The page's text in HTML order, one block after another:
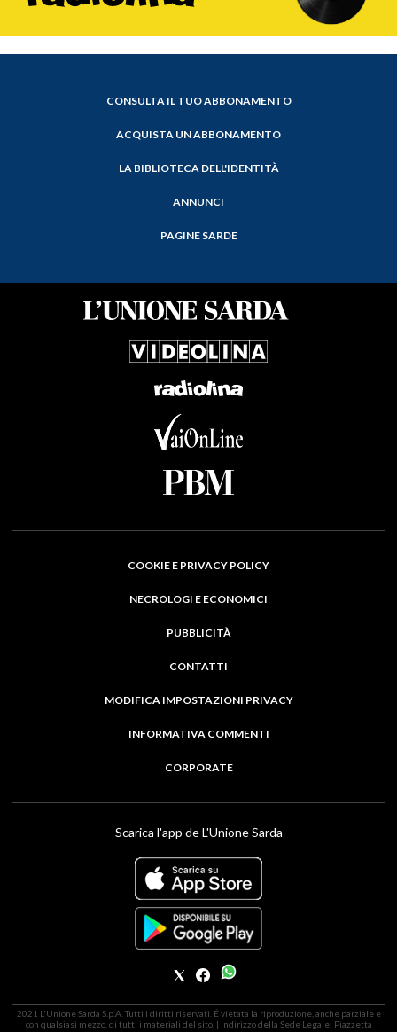
CONSULTA IL TUO ABBONAMENTO
ACQUISTA UN ABBONAMENTO
LA BIBLIOTECA DELL'IDENTITÀ
ANNUNCI
PAGINE SARDE
COOKIE E PRIVACY POLICY
NECROLOGI E ECONOMICI
PUBBLICITÀ
CONTATTI
MODIFICA IMPOSTAZIONI PRIVACY
INFORMATIVA COMMENTI
CORPORATE
Scarica l'app de L'Unione Sarda
2021 L'Unione Sarda S.p.A. Tutti i diritti riservati. É vietata la riproduzione, anche parziale e
con qualsiasi mezzo, di tutti i materiali del sito. | Indirizzo della Sede Legale: Piazzetta